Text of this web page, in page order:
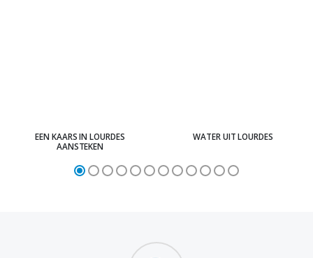
EEN KAARS IN LOURDES
AANSTEKEN
WATER UIT LOURDES